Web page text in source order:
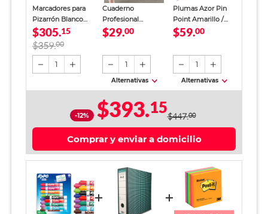
Marcadores para
Pizarrón Blanco
Expo 12 piezas
$305.15
$359.00
1
Cuaderno
Profesional
SkyBook Go Plus
$29.00
1
Alternativas
Plumas Azor Pin
Point Amarillo /
Punto fino / Tinta
$59.00
1
Alternativas
-12% $393.15$447.00
Comprar y enviar a domicilio